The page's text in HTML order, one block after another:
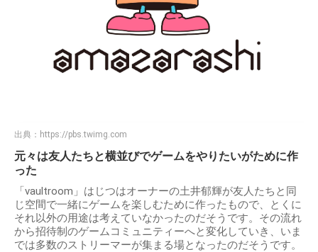
出典： https://pbs.twimg.com
元々は友人たちと横並びでゲームをやりたいがために作
った
「vaultroom」はじつはオーナーの土井郁輝が友人たちと同
じ空間で一緒にゲームを楽しむために作ったもので、とくに
それ以外の用途は考えていなかったのだそうです。その流れ
から招待制のゲームコミュニティーへと変化していき、いま
では多数のストリーマーが集まる場となったのだそうです。